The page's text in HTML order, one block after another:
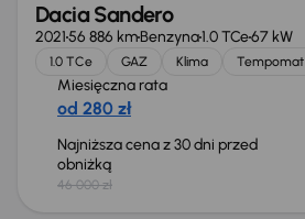
Dacia Sandero
202156 886 kmBenzyna1.0 TCe67 kW
1.0 TCe GAZ Klima Tempomat
Miesięczna rata
od 280 zł
Najniższa cena z 30 dni przed
obniżką
46 000 zł